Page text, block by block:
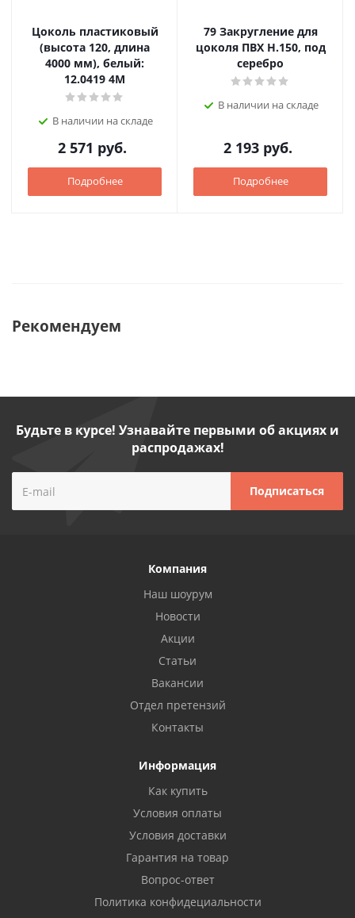
Цоколь пластиковый
(высота 120, длина
4000 мм), белый:
12.0419 4M
В наличии на складе
2 571 руб.
Подробнее
79 Закругление для
цоколя ПВХ Н.150, под
серебро
В наличии на складе
2 193руб.
Подробнее
Рекомендуем
Будьте в курсе! Узнавайте первыми об акциях и
распродажах!
Компания
Наш шоурум
Новости
Акции
Статьи
Вакансии
Отдел претензий
Контакты
Информация
Как купить
Условия оплаты
Условия доставки
Гарантия на товар
Вопрос-ответ
Политика конфидециальности